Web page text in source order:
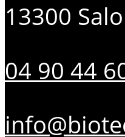
13300
04 90 44